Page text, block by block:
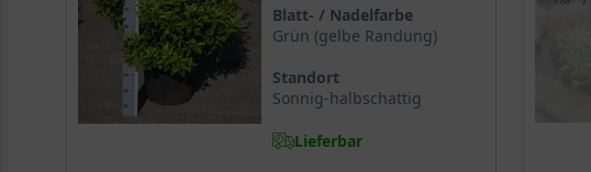
Blatt- / Nadelfarbe
Grün (gelbe Randung)
Standort
Sonnig-halbschattig
Lieferbar